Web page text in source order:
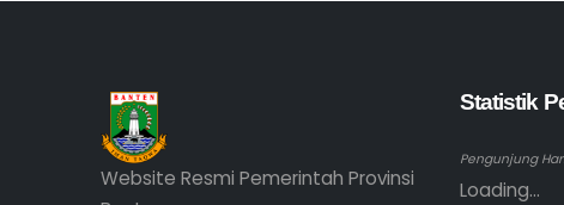
Website Resmi Pemerintah Provinsi
Statistik
Pengunjung
Loading...